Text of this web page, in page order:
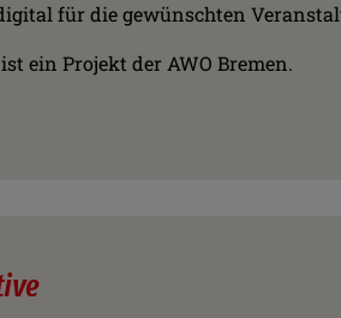
für die gewünschten
ist ein Projekt der AWO Bremen.